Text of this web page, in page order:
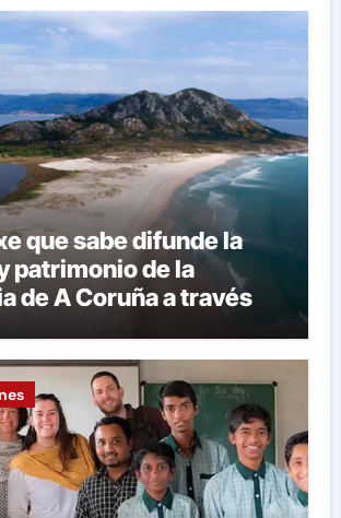
que sabe difunde la
patrimonio de la
de A Coruña a través